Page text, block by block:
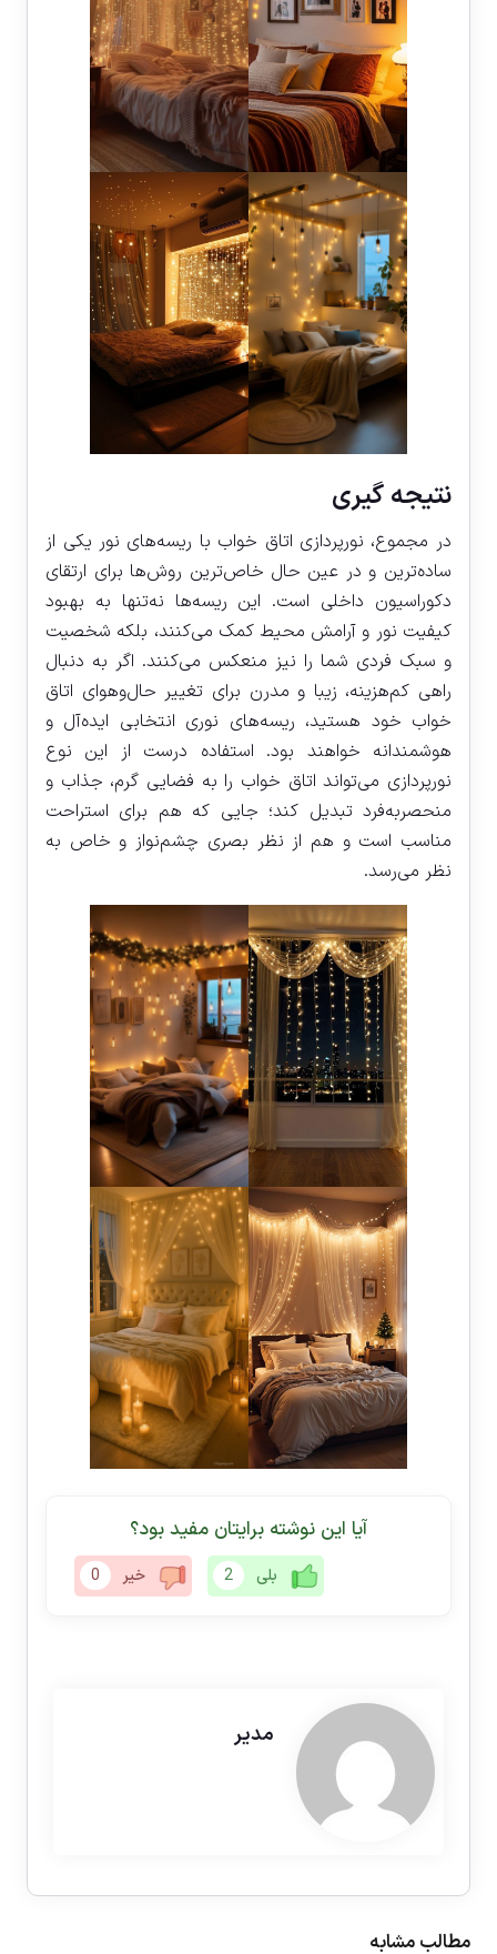
نتیجه گیری
در مجموع، نورپردازی اتاق خواب با ریسه‌های نور یکی از
ساده‌ترین و در عین حال خاص‌ترین روش‌ها برای ارتقای
دکوراسیون داخلی است. این ریسه‌ها نه‌تنها به بهبود
کیفیت نور و آرامش محیط کمک می‌کنند، بلکه شخصیت
و سبک فردی شما را نیز منعکس می‌کنند. اگر به دنبال
راهی کم‌هزینه، زیبا و مدرن برای تغییر حال‌وهوای اتاق
خواب خود هستید، ریسه‌های نوری انتخابی ایده‌آل و
هوشمندانه خواهند بود. استفاده درست از این نوع
نورپردازی می‌تواند اتاق خواب را به فضایی گرم، جذاب و
منحصربه‌فرد تبدیل کند؛ جایی که هم برای استراحت
مناسب است و هم از نظر بصری چشم‌نواز و خاص به
نظر می‌رسد.
آیا این نوشته برایتان مفید بود؟
بلی 2 خیر 0
مدیر
مطالب مشابه